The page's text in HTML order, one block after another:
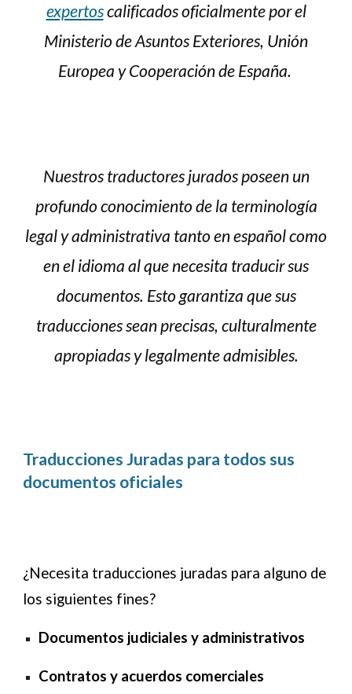
expertoscalificados oficialmente por el
Ministerio de Asuntos Exteriores, Unión
Europea y Cooperación de España.
Nuestros traductores jurados poseen un
profundo conocimiento de la terminología
legal y administrativa tanto en español como
en el idioma al que necesita traducir sus
documentos. Esto garantiza que sus
traducciones sean precisas, culturalmente
apropiadas y legalmente admisibles.
Traducciones Juradas para todos sus
documentos oficiales
¿Necesita traducciones juradas para alguno de
los siguientes fines?
Documentos judiciales y administrativos
Contratos y acuerdos comerciales